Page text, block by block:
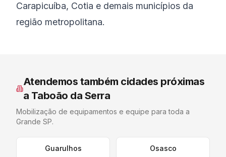
Carapicuíba, Cotia e demais municípios da
região metropolitana.
Atendemos também cidades próximas
a Taboão da Serra
Mobilização de equipamentos e equipe para toda a
Grande SP.
Guarulhos Osasco